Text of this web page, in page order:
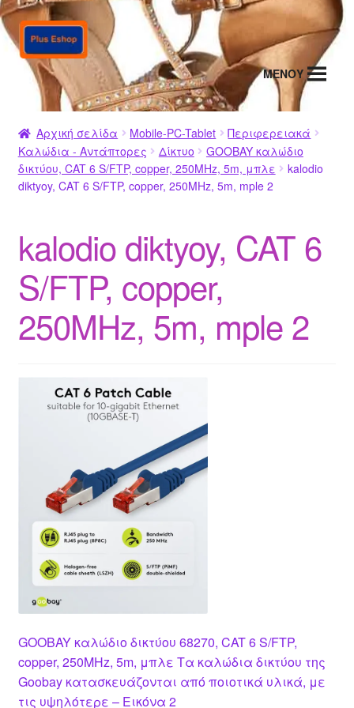
Απευθείας
μετάβαση
στην
πλοήγηση
Μετάβαση
σε
περιεχόμενο
MENΟΥ
Αρχική σελίδα Mobile-PC-Tablet
Περιφερειακά
Καλώδια - Αντάπτορες
Δίκτυο
GOOBAY καλώδιο
δικτύου, CAT 6 S/FTP, copper, 250MHz, 5m, μπλε
kalodio
diktyoy, CAT 6 S/FTP, copper, 250MHz, 5m, mple 2
kalodio diktyoy, CAT 6
S/FTP, copper,
250MHz, 5m, mple 2
GOOBAY καλώδιο δικτύου 68270, CAT 6 S/FTP,
copper, 250MHz, 5m, μπλε Τα καλώδια δικτύου της
Goobay κατασκευάζονται από ποιοτικά υλικά, με
τις υψηλότερε – Εικόνα 2